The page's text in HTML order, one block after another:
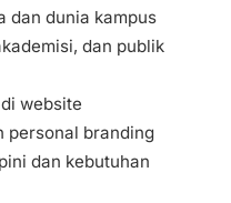
dan dunia kampus
dan publik
website
personal branding
dan kebutuhan